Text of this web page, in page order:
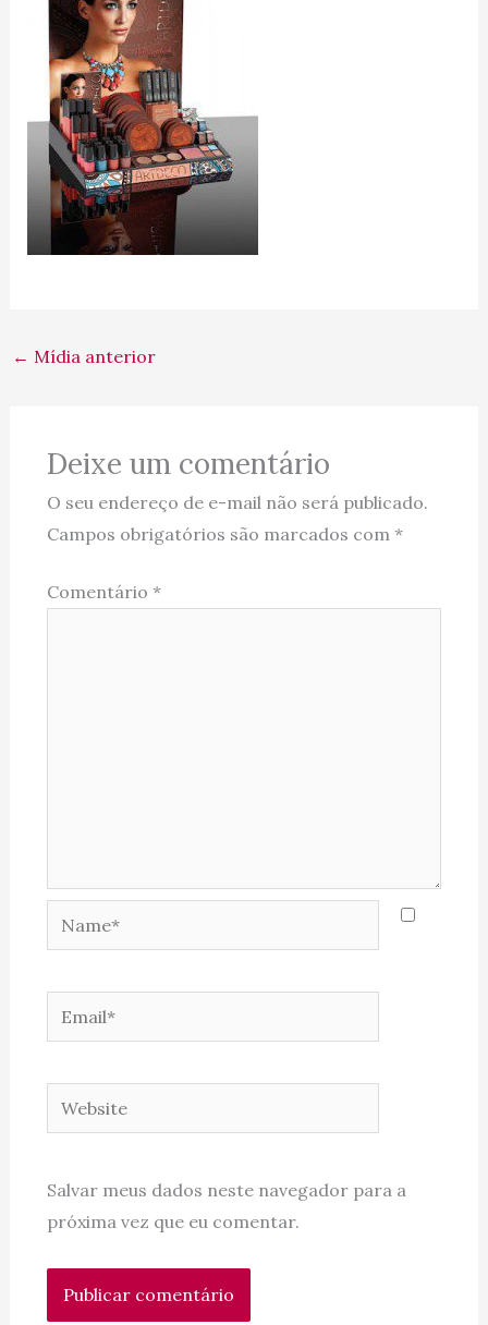
← Mídia anterior
Deixe um comentário
O seu endereço de e-mail não será publicado.
Campos obrigatórios são marcados com *
Comentário *
Name*
Email*
Website
Salvar meus dados neste navegador para a
próxima vez que eu comentar.